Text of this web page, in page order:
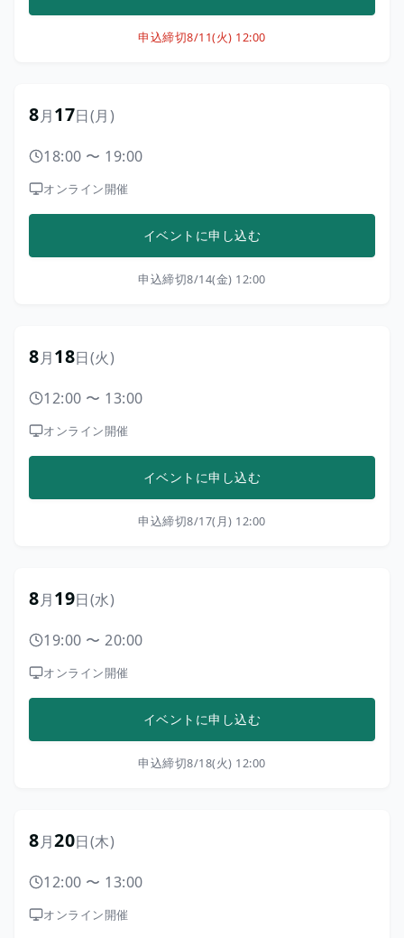
申込締切8/11(火) 12:00
8月17日(月)
18:00 〜 19:00
オンライン開催
イベントに申し込む
申込締切8/14(金) 12:00
8月18日(火)
12:00 〜 13:00
オンライン開催
イベントに申し込む
申込締切8/17(月) 12:00
8月19日(水)
19:00 〜 20:00
オンライン開催
イベントに申し込む
申込締切8/18(火) 12:00
8月20日(木)
12:00 〜 13:00
オンライン開催